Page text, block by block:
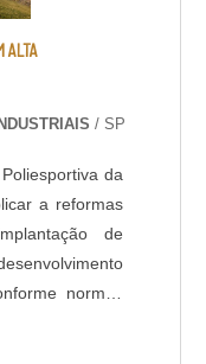
ALTA
/ SP
da
a reformas
de
normas
é o